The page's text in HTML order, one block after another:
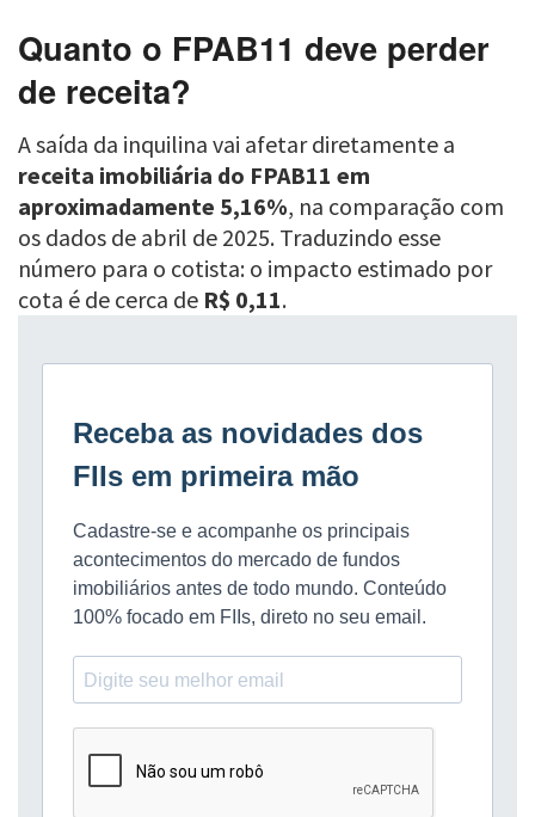
Quanto o FPAB11 deve perder
de receita?
A saída da inquilina vai afetar diretamente a
receita imobiliária do FPAB11 em
aproximadamente 5,16%, na comparação com
os dados de abril de 2025. Traduzindo esse
número para o cotista: o impacto estimado por
cota é de cerca de R$ 0,11.